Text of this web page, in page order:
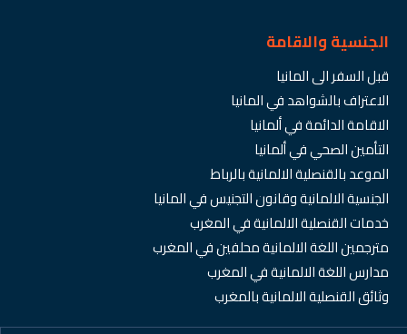
الجنسية والاقامة
قبل السفر الى المانيا
الاعتراف بالشواهد في المانيا
الاقامة الدائمة في ألمانيا
التأمين الصحي في ألمانيا
الموعد بالقنصلية الالمانية بالرباط
الجنسية الالمانية وقانون التجنيس في المانيا
خدمات القنصلية الالمانية في المغرب
مترجمين اللغة الالمانية محلفين في المغرب
مدارس اللغة الالمانية في المغرب
وثائق القنصلية الالمانية بالمغرب